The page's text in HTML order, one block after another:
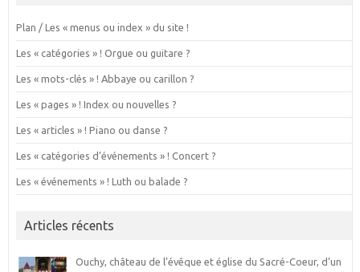
Plan / Les « menus ou index » du site !
Les « catégories » ! Orgue ou guitare ?
Les « mots-clés » ! Abbaye ou carillon ?
Les « pages » ! Index ou nouvelles ?
Les « articles » ! Piano ou danse ?
Les « catégories d’événements » ! Concert ?
Les « événements » ! Luth ou balade ?
Articles récents
Ouchy, château de l’évêque et église du Sacré-Coeur, d’un